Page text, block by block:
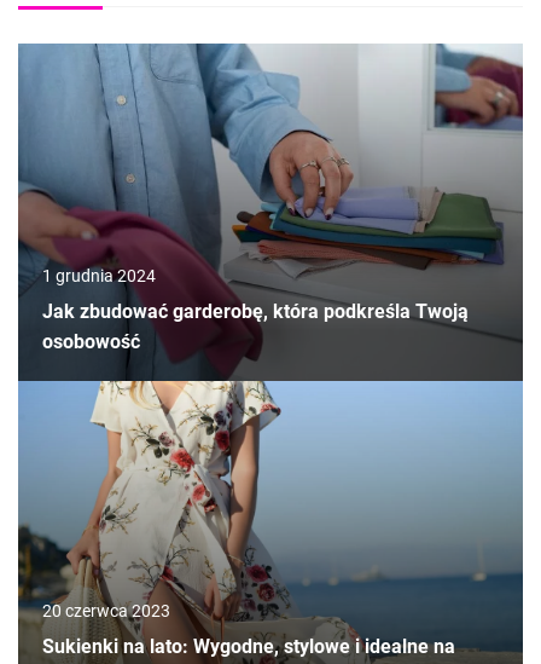
1 grudnia 2024
Jak zbudować garderobę, która podkreśla Twoją
osobowość
20 czerwca 2023
Sukienki na lato: Wygodne, stylowe i idealne na